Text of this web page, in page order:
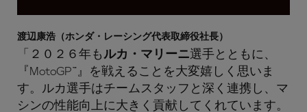
渡辺康浩（ホンダ・レーシング代表取締役社長）
「２０２６年もルカ・マリーニ選手とともに、
『MotoGP™』を戦えることを大変嬉しく思いま
す。ルカ選手はチームスタッフと深く連携し、マ
シンの性能向上に大きく貢献してくれています。